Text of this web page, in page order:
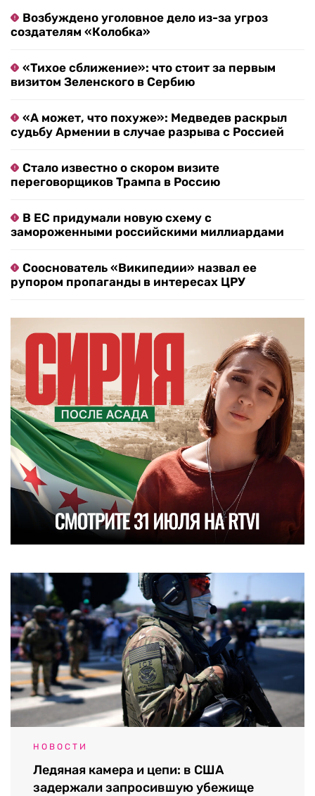
Возбуждено уголовное дело из-за угроз
создателям «Колобка»
«Тихое сближение»: что стоит за первым
визитом Зеленского в Сербию
«А может, что похуже»: Медведев раскрыл
судьбу Армении в случае разрыва с Россией
Стало известно о скором визите
переговорщиков Трампа в Россию
В ЕС придумали новую схему с
замороженными российскими миллиардами
Сооснователь «Википедии» назвал ее
рупором пропаганды в интересах ЦРУ
НОВОСТИ
Ледяная камера и цепи: в США
задержали запросившую убежище